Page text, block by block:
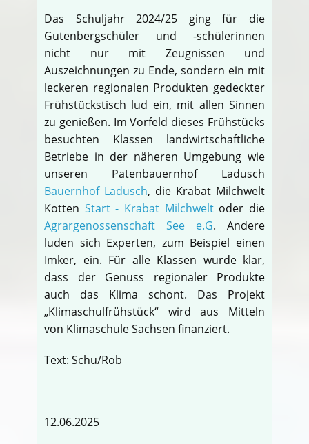
Das Schuljahr 2024/25 ging für die
Gutenbergschüler und -schülerinnen
nicht nur mit Zeugnissen und
Auszeichnungen zu Ende, sondern ein mit
leckeren regionalen Produkten gedeckter
Frühstückstisch lud ein, mit allen Sinnen
zu genießen. Im Vorfeld dieses Frühstücks
besuchten Klassen landwirtschaftliche
Betriebe in der näheren Umgebung wie
unseren Patenbauernhof Ladusch
Bauernhof Ladusch, die Krabat Milchwelt
Kotten Start - Krabat Milchweltoder die
Agrargenossenschaft See e.G. Andere
luden sich Experten, zum Beispiel einen
Imker, ein. Für alle Klassen wurde klar,
dass der Genuss regionaler Produkte
auch das Klima schont. Das Projekt
„Klimaschulfrühstück“ wird aus Mitteln
von Klimaschule Sachsen finanziert.
Text: Schu/Rob
12.06.2025